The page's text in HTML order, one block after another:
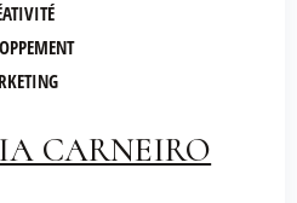
CARNEIRO